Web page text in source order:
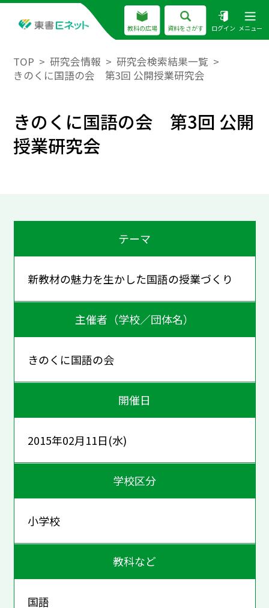
教科の広場 資料をさがす ログイン メニュー
TOP 研究会情報
研究会検索結果一覧
きのくに国語の会 第3回 公開授業研究会
きのくに国語の会 第3回 公開
授業研究会
テーマ
新教材の魅力を生かした国語の授業づくり
主催者（学校／団体名）
きのくに国語の会
開催日
2015年02月11日(水)
学校区分
小学校
教科など
国語